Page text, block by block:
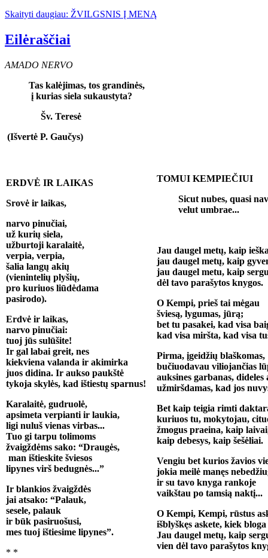
Skaityti daugiau: ŽVILGSNIS Į MENĄ
Eilėraščiai
AMADO NERVO
Tas kalėjimas, tos grandinės,
į kurias siela sukaustyta?
Šv. Teresė
(Išvertė P. Gaučys)
ERDVĖ IR LAIKAS
Srovė ir laikas,
narvo pinučiai,
už kurių siela,
užburtoji karalaitė,
verpia, verpia,
šalia langų akių
(vienintelių plyšių,
pro kuriuos liūdėdama
pasirodo).
Erdvė ir laikas,
narvo pinučiai:
tuoj jūs sulūšite!
Ir gal labai greit, nes
kiekviena valanda ir akimirka
juos didina. Ir aukso paukštė
tykoja skylės, kad ištiestų sparnus!
Karalaitė, gudruolė,
apsimeta verpianti ir laukia,
ligi nuluš vienas virbas...
Tuo gi tarpu tolimoms
žvaigždėms sako: “Draugės,
man ištieskite šviesos
lipynes virš bedugnės...”
Ir blankios žvaigždės
jai atsako: “Palauk,
sesele, palauk
ir būk pasiruošusi,
mes tuoj ištiesime lipynes”.
* *
TOMUI KEMPIEČIUI
Sicut nubes, quasi
velut umbrae...
Jau daugel metų, kaip
jau daugel metų, kaip
jau daugel metu, kaip
dėl tavo parašytos knygos.
O Kempi, prieš tai mėgau
šviesą, lygumas, jūrą;
bet tu pasakei, kad visa
kad visa miršta, kad visa
Pirma, įgeidžių blaškomas,
bučiuodavau viliojančias
auksines garbanas, dideles
užmiršdamas, kad jos
Bet kaip teigia rimti
kuriuos tu, mokytojau,
žmogus praeina, kaip
kaip debesys, kaip šešėliai.
Vengiu bet kurios žavios
jokia meilė manęs
ir su tavo knyga rankoje
vaikštau po tamsią naktį...
O Kempi, Kempi, rūstus
išblyškęs askete, kiek
Jau daugel metų, kaip
vien dėl tavo parašytos